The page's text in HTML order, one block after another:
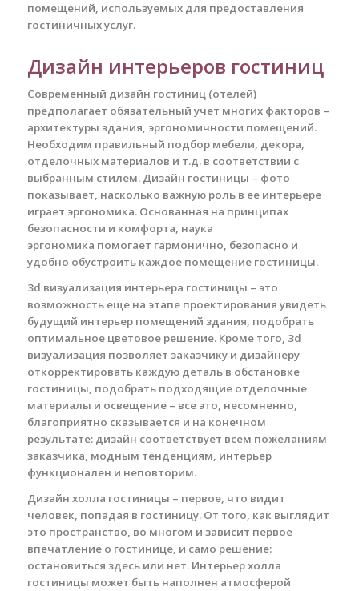
помещений, используемых для предоставления
гостиничных услуг.
Дизайн интерьеров гостиниц
Современный дизайн гостиниц (отелей)
предполагает обязательный учет многих факторов –
архитектуры здания, эргономичности помещений.
Необходим правильный подбор мебели, декора,
отделочных материалов и т.д. в соответствии с
выбранным стилем. Дизайн гостиницы – фото
показывает, насколько важную роль в ее интерьере
играет эргономика. Основанная на принципах
безопасности и комфорта, наука
эргономика помогает гармонично, безопасно и
удобно обустроить каждое помещение гостиницы.
3d визуализация интерьера гостиницы – это
возможность еще на этапе проектирования увидеть
будущий интерьер помещений здания, подобрать
оптимальное цветовое решение. Кроме того, 3d
визуализация позволяет заказчику и дизайнеру
откорректировать каждую деталь в обстановке
гостиницы, подобрать подходящие отделочные
материалы и освещение – все это, несомненно,
благоприятно сказывается и на конечном
результате: дизайн соответствует всем пожеланиям
заказчика, модным тенденциям, интерьер
функционален и неповторим.
Дизайн холла гостиницы – первое, что видит
человек, попадая в гостиницу. От того, как выглядит
это пространство, во многом и зависит первое
впечатление о гостинице, и само решение:
остановиться здесь или нет. Интерьер холла
гостиницы может быть наполнен атмосферой